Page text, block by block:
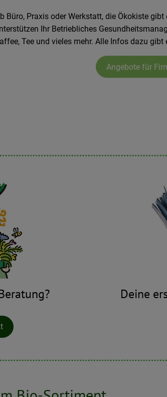
Büro, Praxis oder Werkstatt, die Ökokiste
Ihr Betriebliches
Tee und vieles mehr. Alle Infos dazu gibt
Angebote für
Deine